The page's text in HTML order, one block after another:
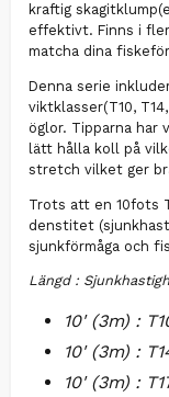
kraftig
effektivt. Finns i
matcha dina
Denna serie
viktklasser(T10,
öglor. Tipparna har
lätt hålla koll på
stretch vilket ger
Trots att en 10fots
denstitet
sjunkförmåga och
Längd :
10' (3m) :
10' (3m) :
10' (3m) :